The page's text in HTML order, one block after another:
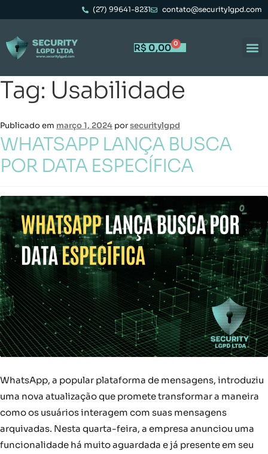
(27) 99641-8231 contato@securitylgpd.com
R$ 0,00 0
Tag: Usabilidade
Publicado em março 1, 2024 porsecuritylgpd
WHATSAPP LANÇA BUSCA
POR DATA ESPECÍFICA
WhatsApp, a popular plataforma de mensagens, introduziu
uma nova atualização que promete transformar a maneira
como os usuários interagem com suas mensagens
arquivadas. Nesta quarta-feira, a empresa anunciou uma
funcionalidade há muito aguardada e já presente em seu